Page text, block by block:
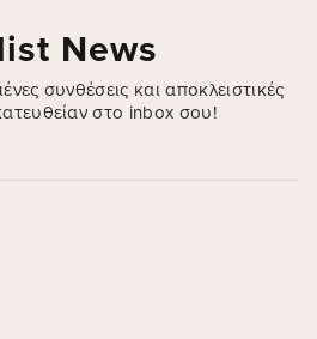
News
συνθέσεις και αποκλειστικές
στο inbox σου!